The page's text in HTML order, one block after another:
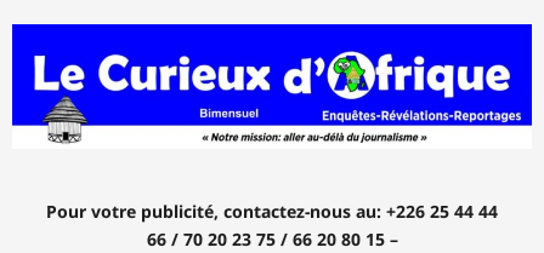
contenu
Pour votre publicité, contactez-nous au: +226 25 44 44
66 / 70 20 23 75 / 66 20 80 15 –